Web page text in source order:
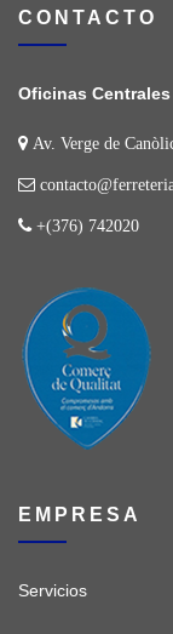
CONTACTO
Oficinas Centrales
Av. Verge de
+(376) 742020
EMPRESA
Servicios